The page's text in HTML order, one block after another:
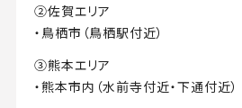
②佐賀エリア
・鳥栖市（鳥栖駅付近）
③熊本エリア
・熊本市内（水前寺付近・下通付近）